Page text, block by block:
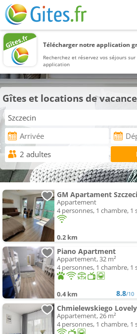
Télécharger notre application
Recherchez et réservez vos séjours
application
Gîtes et locations de
GM Apartament
Appartement
4 personnes, 1 chambre, 1
0.2 km
Piano Apartment
Appartement, 32 m²
4 personnes, 1 chambre, 1
0.4 km 8.8/10
Chmielewskiego
Appartement, 26 m²
4 personnes, 1 chambre, 1